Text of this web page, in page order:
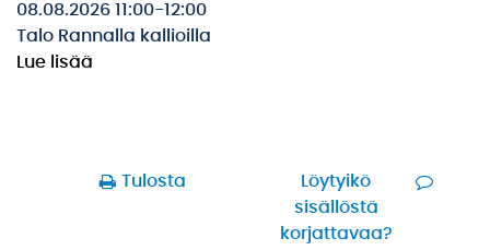
08.08.2026 11:00-12:00
Talo Rannalla kallioilla
Lue lisää
Tulosta
Löytyikö
sisällöstä
korjattavaa?